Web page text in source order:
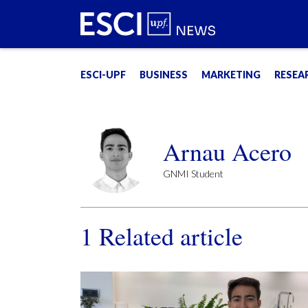
ESCI-UPF BUSINESS MARKETING
Arnau Acero
GNMI Student
1 Related article